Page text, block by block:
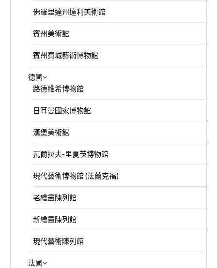
佛羅里達州達利美術館
賓州美術館
賓州費城藝術博物館
德國
路德維希博物館
日耳曼國家博物館
漢堡美術館
瓦爾拉夫-里夏茨博物館
現代藝術博物館 (法蘭克福)
老繪畫陳列館
新繪畫陳列館
現代藝術陳列館
法國